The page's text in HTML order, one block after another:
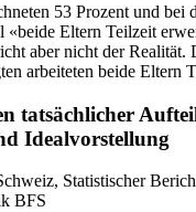
53 Prozent und bei
«beide Eltern Teilzeit
aber nicht der Realität.
arbeiteten beide Eltern
tatsächlicher
Idealvorstellung
Statistischer
BFS